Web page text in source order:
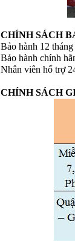
CHÍNH SÁCH
Bảo hành 12
Bảo hành chính
Nhân viên hổ trợ
CHÍNH SÁCH